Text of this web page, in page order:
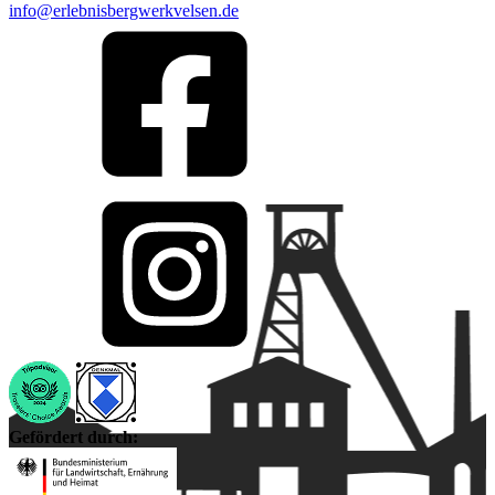
info@erlebnisbergwerkvelsen.de
Gefördert durch: